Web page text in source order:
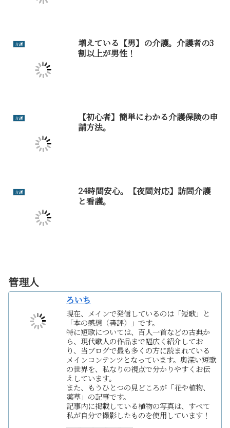
介護
増えている【男】の介護。介護者の3
割以上が男性！
介護
【初心者】簡単にわかる介護保険の申
請方法。
介護
24時間安心。【夜間対応】訪問介護
と看護。
管理人
ろいち
現在、メインで発信しているのは「短歌」と
「本の感想（書評）」です。
特に短歌については、百人一首などの古典か
ら、現代歌人の作品まで幅広く紹介してお
り、当ブログで最も多くの方に読まれている
メインコンテンツとなっています。奥深い短歌
の世界を、私なりの視点で分かりやすくお伝
えしています。
また、もうひとつの見どころが「花や植物、
薬草」の記事です。
記事内に掲載している植物の写真は、すべて
私が自分で撮影したものを使用しています！